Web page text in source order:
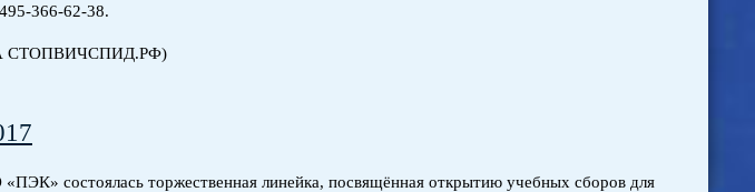
366-62-38.
СТОПВИЧСПИД.РФ)
состоялась торжественная линейка, посвящённая открытию учебных сборов для